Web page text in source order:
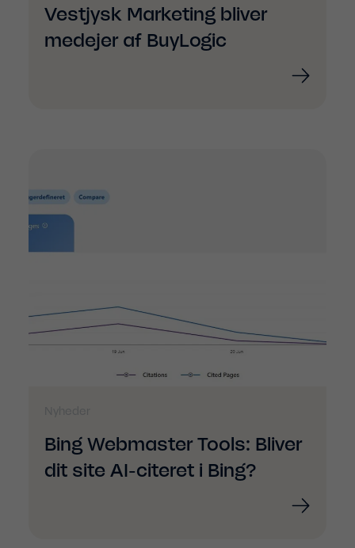
Vestjysk Marketing bliver
medejer af BuyLogic
Bing Webmaster Tools: Bliver
dit site AI-citeret i Bing?